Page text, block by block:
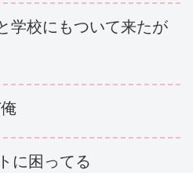
学校にもついて来たが
に困ってる